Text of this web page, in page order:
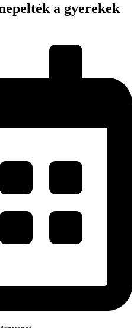
a gyerekek